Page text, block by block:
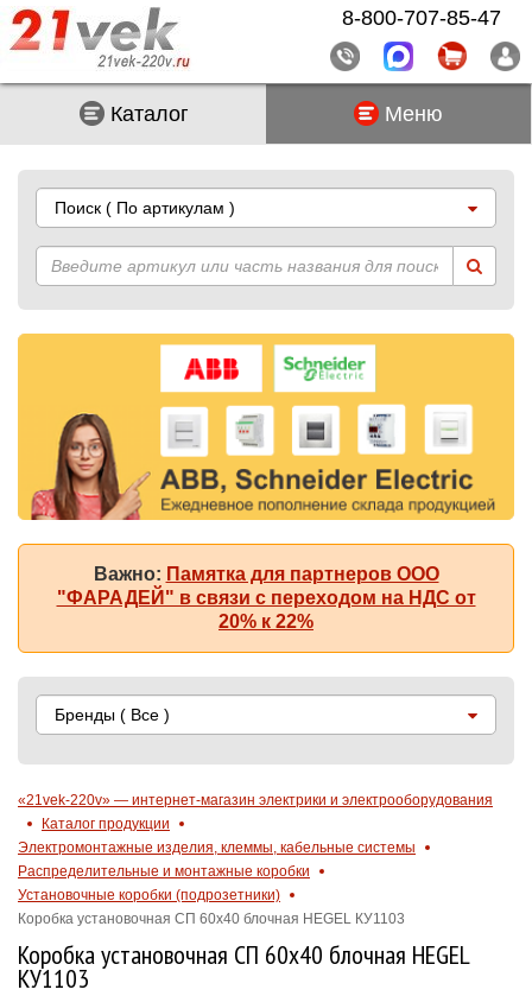
Каталог Меню
Поиск ( По артикулам )
Важно: Памятка для партнеров ООО
"ФАРАДЕЙ" в связи с переходом на НДС от
20% к 22%
Бренды ( Все )
«21vek-220v» — интернет-магазин электрики и электрооборудования
Каталог продукции
Электромонтажные изделия, клеммы, кабельные системы
Распределительные и монтажные коробки
Установочные коробки (подрозетники)
Коробка установочная СП 60х40 блочная HEGEL КУ1103
Коробка установочная СП 60х40 блочная HEGEL
КУ1103
8-800-707-85-47